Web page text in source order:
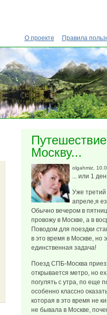
О проекте Правила
Москву...
olgahmiz ,
... или 1
Уже третий
апреле,я
Обычно вечером в
провожу в Москве, а в
Поводом для поездки
в это время в Москве, но
единственная задача!
Поезд СПБ-Москва
открывается метро, но
погулять с утра, по еще
особенно классно
которая в это время не
не бывала в Москве,